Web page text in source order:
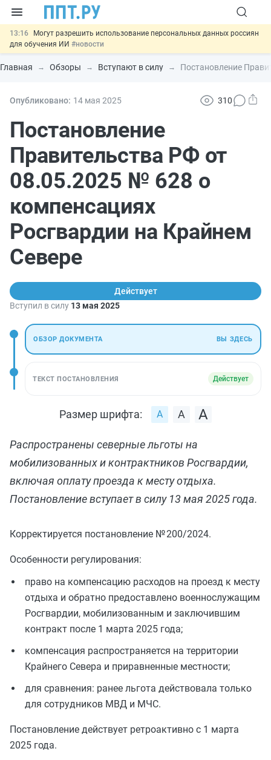
13:16
Могут разрешить использование персональных данных россиян
для обучения ИИ #новости
12:42 Губернаторам дадут право вводить разрешительный учёт
иностранцев#новости
11:31
Важно
Разработают единые критерии трудовых и ГПХ-
14:02
больше#новости
Главная Обзоры Вступают в силу Постановление
Опубликовано: 14 мая 2025 310
Постановление
Правительства РФ от
08.05.2025 № 628 о
компенсациях
Росгвардии на Крайнем
Севере
Действует
Вступил в силу 13 мая 2025
ОБЗОР ДОКУМЕНТА ВЫ ЗДЕСЬ
ТЕКСТ ПОСТАНОВЛЕНИЯ Действует
Размер шрифта:
Распространены северные льготы на
мобилизованных и контрактников Росгвардии,
включая оплату проезда к месту отдыха.
Постановление вступает в силу 13 мая 2025 года.
Корректируется постановление № 200/2024.
Особенности регулирования:
право на компенсацию расходов на проезд к месту
отдыха и обратно предоставлено военнослужащим
Росгвардии, мобилизованным и заключившим
контракт после 1 марта 2025 года;
компенсация распространяется на территории
Крайнего Севера и приравненные местности;
для сравнения: ранее льгота действовала только
для сотрудников МВД и МЧС.
Постановление действует ретроактивно с 1 марта
2025 года.